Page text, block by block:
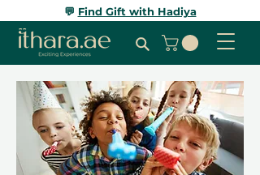
💬 Find Gift with Hadiya